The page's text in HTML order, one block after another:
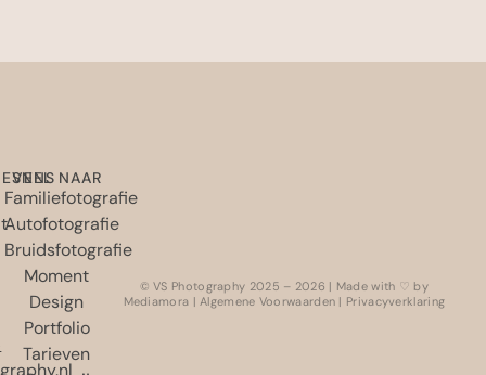
SNEL NAAR
Familiefotografie
Autofotografie
Bruidsfotografie
Moment
Design
Portfolio
Tarieven
© VS Photography 2025 – 2026 | Made with ♡ by
Mediamora |Algemene Voorwaarden | Privacyverklaring